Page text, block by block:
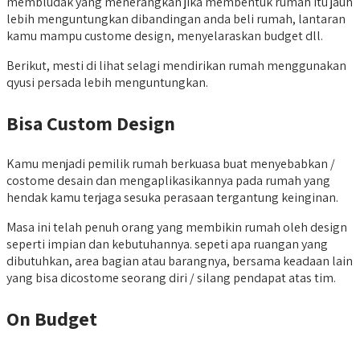
lebih menguntungkan dibandingan anda beli rumah, lantaran
kamu mampu custome design, menyelaraskan budget dll.
Berikut, mesti di lihat selagi mendirikan rumah menggunakan
qyusi persada lebih menguntungkan.
Bisa Custom Design
Kamu menjadi pemilik rumah berkuasa buat menyebabkan /
costome desain dan mengaplikasikannya pada rumah yang
hendak kamu terjaga sesuka perasaan tergantung keinginan.
Masa ini telah penuh orang yang membikin rumah oleh design
seperti impian dan kebutuhannya. sepeti apa ruangan yang
dibutuhkan, area bagian atau barangnya, bersama keadaan lain
yang bisa dicostome seorang diri / silang pendapat atas tim.
On Budget